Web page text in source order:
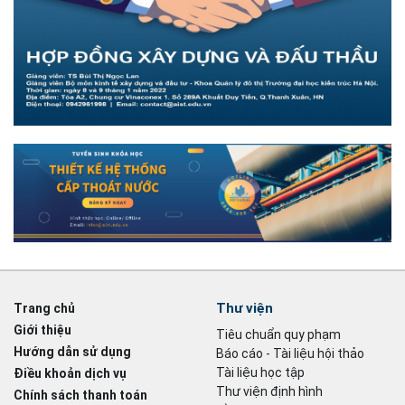
Trang chủ
Giới thiệu
Hướng dẫn sử dụng
Điều khoản dịch vụ
Chính sách thanh toán
Thư viện
Tiêu chuẩn quy phạm
Báo cáo - Tài liệu hội thảo
Tài liệu học tập
Thư viện định hình